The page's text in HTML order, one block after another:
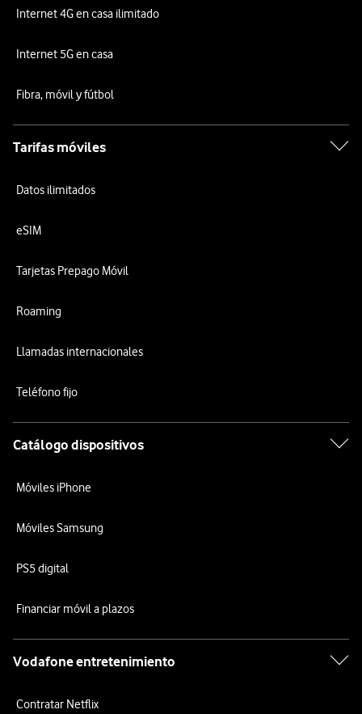
Internet 4G en casa ilimitado
Internet 5G en casa
Fibra, móvil y fútbol
Tarifas móviles
Datos ilimitados
eSIM
Tarjetas Prepago Móvil
Roaming
Llamadas internacionales
Teléfono fijo
Catálogo dispositivos
Móviles iPhone
Móviles Samsung
PS5 digital
Financiar móvil a plazos
Vodafone entretenimiento
Contratar Netflix